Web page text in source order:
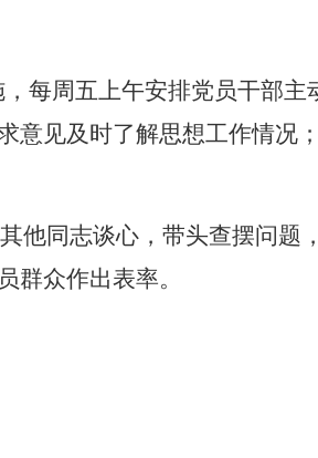
每周五上午安排党员干部主
意见及时了解思想工作情况
他同志谈心，带头查摆问
群众作出表率。